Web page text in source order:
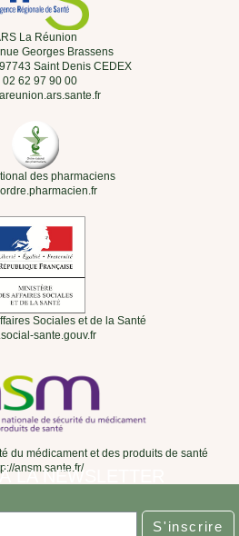
La Réunion
Georges Brassens
Saint Denis CEDEX
02 62 97 90 00
des pharmaciens
Sociales et de la Santé
sante.gouv.fr
du médicament et des produits de santé
ansm.sante.fr/
LA NEWSLETTER
S'inscrire